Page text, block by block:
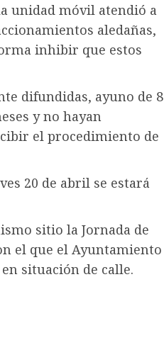
unidad móvil atendió a
aledañas,
inhibir que estos
difundidas, ayuno de 8
y no hayan
el procedimiento de
20 de abril se estará
sitio la Jornada de
el que el Ayuntamiento
situación de calle.